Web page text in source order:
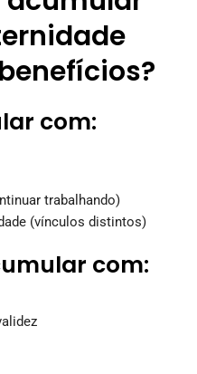
com:
trabalhando)
(vínculos distintos)
com: